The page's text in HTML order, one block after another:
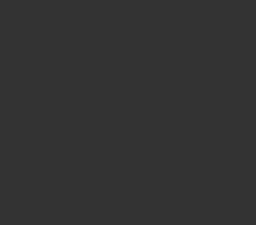
DUTY DRAWSTRING BOW 데님